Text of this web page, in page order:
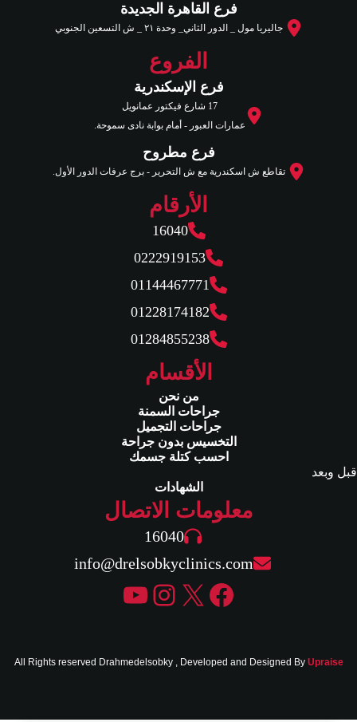
فرع القاهرة الجديدة
جاليريا مول _ الدور الثاني_ وحدة ٢١ _ ش التسعين الجنوبي
الفروع
فرع الإسكندرية
17 شارع فيكتور عمانويل
عمارات العبور - أمام بوابة نادى سموحة.
فرع مطروح
تقاطع ش اسكندرية مع ش التحرير - برج عرفات الدور الأول.
الأرقام
16040
0222919153
01144467771
01228174182
01284855238
الأقسام
من نحن
جراحات السمنة
جراحات التجميل
التخسيس بدون جراحة
احسب كتلة جسمك
قبل وبعد
الشهادات
معلومات الاتصال
16040
info@drelsobkyclinics.com
فيسبوك
إكسإنستجرام
يوتيوب
All Rights reserved Drahmedelsobky , Developed and Designed By Upraise